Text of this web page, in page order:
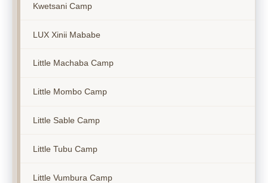
Kwetsani Camp
LUX Xinii Mababe
Little Machaba Camp
Little Mombo Camp
Little Sable Camp
Little Tubu Camp
Little Vumbura Camp